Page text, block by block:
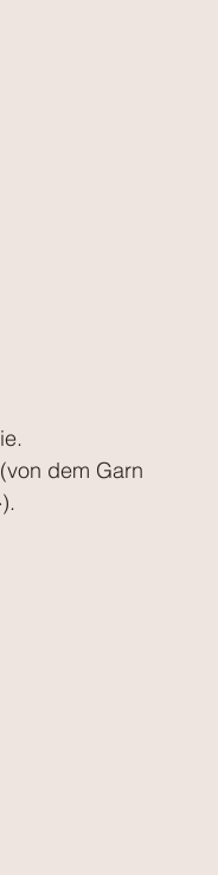
dem Garn